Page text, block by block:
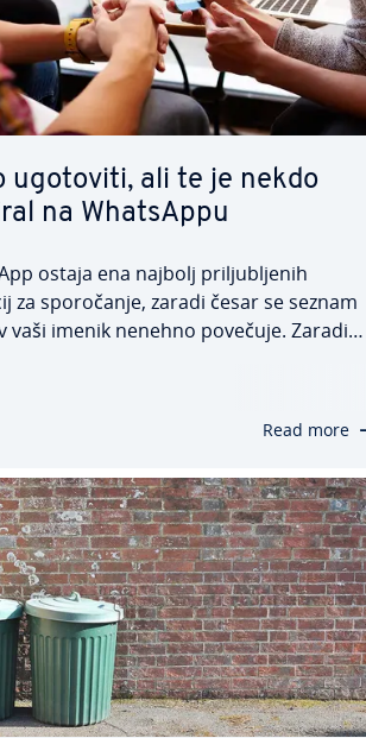
ugotoviti, ali te je nekdo
na WhatsAppu
ostaja ena najbolj pri­lju­blje­nih
za spo­ro­ča­nje, zaradi česar se seznam
vaši imenik nenehno povečuje. Zaradi
Read more